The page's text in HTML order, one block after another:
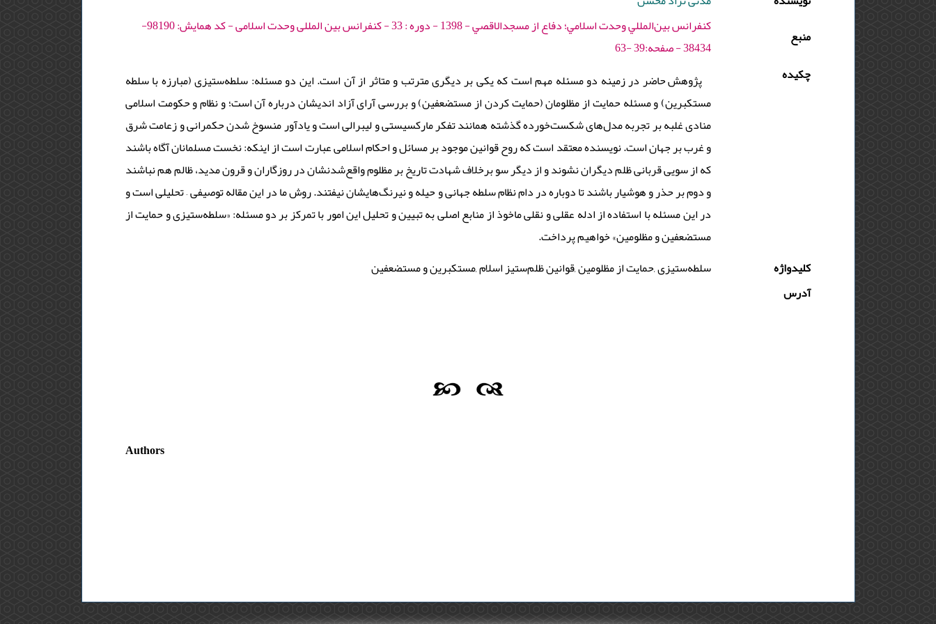
منبع
كنفرانس بين‌المللي وحدت اسلامي؛ دفاع از مسجدالاقصي - 1398 - دوره : 33 - کنفرانس بین المللی وحدت اسلامی - کد همایش: 98190-
38434 - صفحه:39 -63
چکیده
پژوهش حاضر در زمینه دو مسئله مهم است که یکی بر دیگری مترتب و متاثر از آن است. این دو مسئله: سلطه‌ستیزی (مبارزه با سلطه
مستکبرین) و مسئله حمایت از مظلومان (حمایت کردن از مستضعفین) و بررسی آرای آزاد اندیشان درباره آن است؛ و نظام و حکومت اسلامی
منادی غلبه بر تجربه مدل‌های شکست‌خورده گذشته همانند تفکر مارکسیستی و لیبرالی است و یادآور منسوخ شدن حکمرانی و زعامت شرق
و غرب بر جهان است. نویسنده معتقد است که روح قوانین موجود بر مسائل و احکام اسلامی عبارت است از اینکه: نخست مسلمانان آگاه باشند
که از سویی قربانی ظلم دیگران نشوند و از دیگر سو برخلاف شهادت تاریخ بر مظلوم واقع‌شدنشان در روزگاران و قرون مدید، ظالم هم نباشند
و دوم بر حذر و هوشیار باشند تا دوباره در دام نظام سلطه جهانی و حیله و نیرنگ‌هایشان نیفتند. روش ما در این مقاله توصیفی – تحلیلی است و
در این مسئله با استفاده از ادله عقلی و نقلی ماخوذ از منابع اصلی به تبیین و تحلیل این امور با تمرکز بر دو مسئله: «سلطه‌ستیزی و حمایت از
مستضعفین و مظلومین» خواهیم پرداخت.
کلیدواژه
سلطه‌ستیزی ,حمایت از مظلومین ,قوانین ظلم‌ستیز اسلام ,مستکبرین و مستضعفین
آدرس
Authors